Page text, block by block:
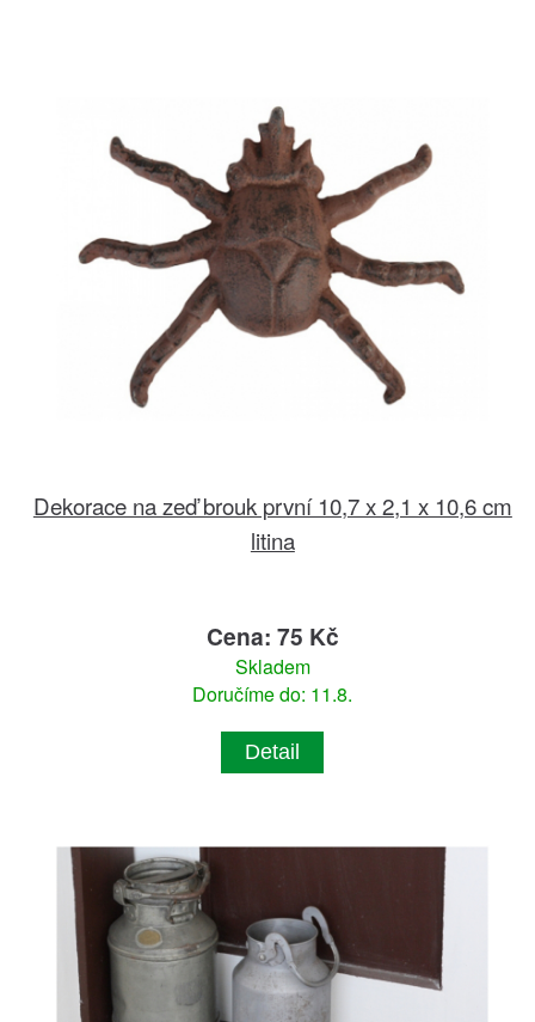
Dekorace na zeď brouk první 10,7 x 2,1 x 10,6 cm
litina
Cena: 75 Kč
Skladem
Doručíme do: 11.8.
Detail